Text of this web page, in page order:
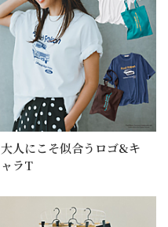
大人にこそ似合うロゴ&キ
ャラT